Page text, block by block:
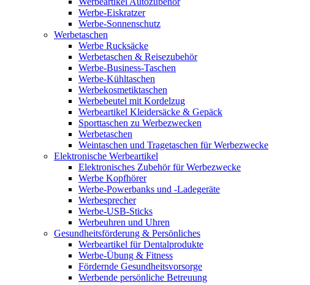
Werbe-Eiskratzer
Werbe-Sonnenschutz
Werbetaschen
Werbe Rucksäcke
Werbetaschen & Reisezubehör
Werbe-Business-Taschen
Werbe-Kühltaschen
Werbekosmetiktaschen
Werbebeutel mit Kordelzug
Werbeartikel Kleidersäcke & Gepäck
Sporttaschen zu Werbezwecken
Werbetaschen
Weintaschen und Tragetaschen für Werbezwecke
Elektronische Werbeartikel
Elektronisches Zubehör für Werbezwecke
Werbe Kopfhörer
Werbe-Powerbanks und -Ladegeräte
Werbesprecher
Werbe-USB-Sticks
Werbeuhren und Uhren
Gesundheitsförderung & Persönliches
Werbeartikel für Dentalprodukte
Werbe-Übung & Fitness
Fördernde Gesundheitsvorsorge
Werbende persönliche Betreuung